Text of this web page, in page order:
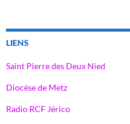
LIENS
Saint Pierre des Deux Nied
Diocèse de Metz
Radio RCF Jérico